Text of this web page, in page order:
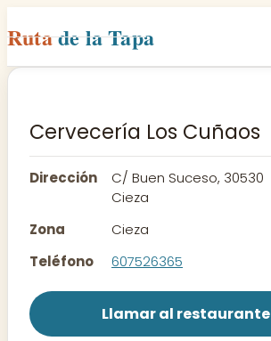
Rutade la Tapa
Inicio
Rutas
Contacto
Cervecería Los Cuñaos
Dirección
C/ Buen Suceso, 30530
Cieza
Zona
Cieza
Teléfono
607526365
Llamar al restaurante